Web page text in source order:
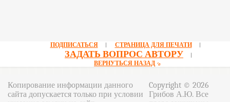
ПОДПИСАТЬСЯ| СТРАНИЦА ДЛЯ ПЕЧАТИ|
ЗАДАТЬ ВОПРОС АВТОРУ
ВЕРНУТЬСЯ НАЗАД
Копирование информации данного
сайта допускается только при условии
Copyright © 2026
Грибов А.Ю. Все